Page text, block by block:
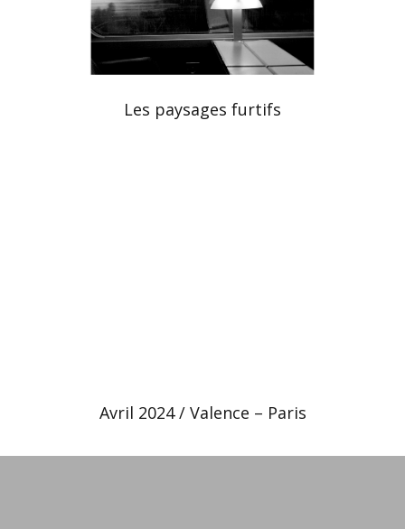
Les paysages furtifs
Avril 2024 / Valence – Paris